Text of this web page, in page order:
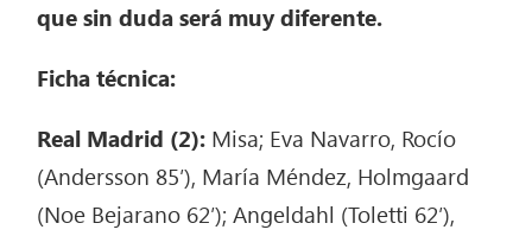
que sin duda será muy diferente.
Ficha técnica:
Real Madrid (2): Misa; Eva Navarro, Rocío
(Andersson 85′), María Méndez, Holmgaard
(Noe Bejarano 62′); Angeldahl (Toletti 62′),